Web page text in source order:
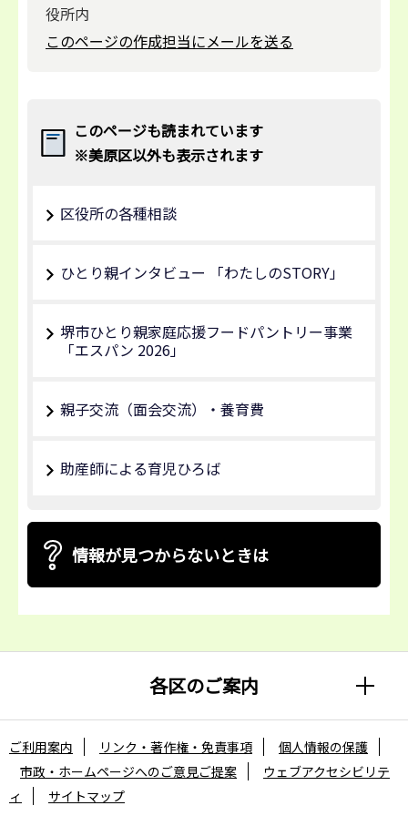
役所内
このページの作成担当にメールを送る
このページも読まれています
※美原区以外も表示されます
区役所の各種相談
ひとり親インタビュー 「わたしのSTORY」
堺市ひとり親家庭応援フードパントリー事業
「エスパン 2026」
親子交流（面会交流）・養育費
助産師による育児ひろば
情報が見つからないときは
各区のご案内
ご利用案内 リンク・著作権・免責事項
個人情報の保護
市政・ホームページへのご意見ご提案
ウェブアクセシビリテ
ィ
サイトマップ